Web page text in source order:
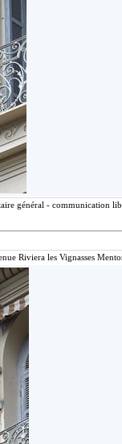
général - communication
Riviera les Vignasses